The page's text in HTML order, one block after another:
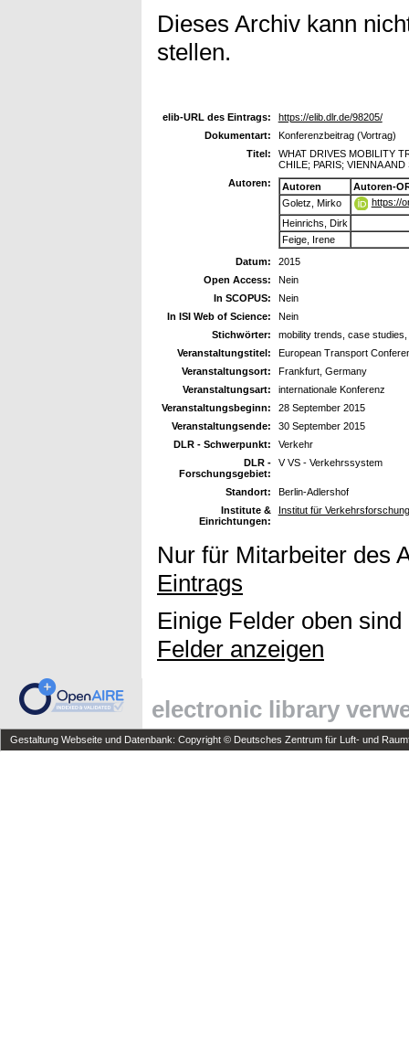
Dieses Archiv kann
stellen.
elib-URL des Eintrags:
https://elib.dlr.de/98205/
Dokumentart:
Konferenzbeitrag (Vortrag)
Titel:
WHAT DRIVES MOBILITY
CHILE; PARIS; VIENNA
Autoren:
Autoren
Autoren-
Goletz, Mirko
https://
Heinrichs, Dirk
Feige, Irene
Datum:
2015
Open Access:
Nein
In SCOPUS:
Nein
In ISI Web of Science:
Nein
Stichwörter:
mobility trends, case
Veranstaltungstitel:
European Transport
Veranstaltungsort:
Frankfurt, Germany
Veranstaltungsart:
internationale Konferenz
Veranstaltungsbeginn:
28 September 2015
Veranstaltungsende:
30 September 2015
DLR - Schwerpunkt:
Verkehr
DLR -
Forschungsgebiet:
V VS - Verkehrssystem
Standort:
Berlin-Adlershof
Institute &
Einrichtungen:
Institut für
Nur für Mitarbeiter des
Eintrags
Einige Felder oben
Felder anzeigen
electronic library
Gestaltung Webseite und Datenbank: Copyright © Deutsches Zentrum für Luft- und